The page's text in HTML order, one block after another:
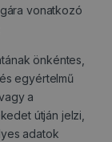
vonatkozó
önkéntes,
egyértelmű
a
útján jelzi,
adatok